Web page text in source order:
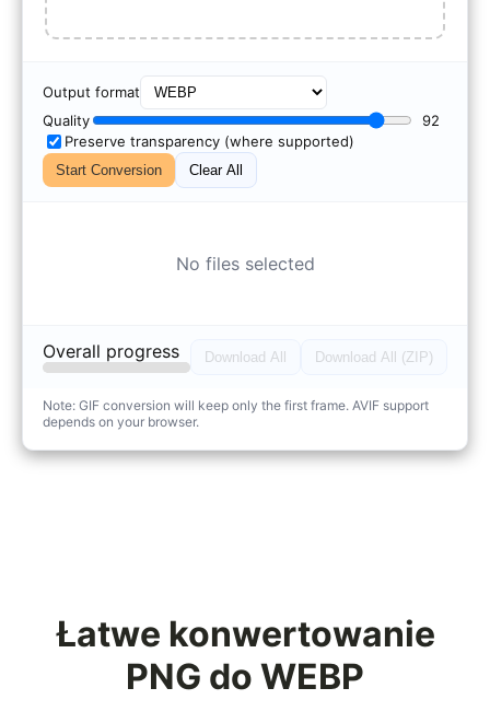
Output format
Quality
92
Preserve transparency (where supported)
Start Conversion Clear All
No files selected
Overall progress Download All Download All (ZIP)
Note: GIF conversion will keep only the first frame. AVIF support
depends on your browser.
Łatwe konwertowanie
PNG do WEBP